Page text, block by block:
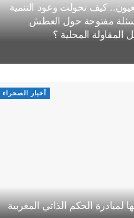
كيف تحولت وعود التنمية
أسئلة مفتوحة حول العطش
المقاولة المحلية ؟
أخبار الصحراء
لمبادرة الحكم الذاتي المغربية